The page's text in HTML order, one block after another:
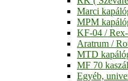
Marci
MPM
KF-04 /
Aratrum /
MTD
MF 70
Egyéb,